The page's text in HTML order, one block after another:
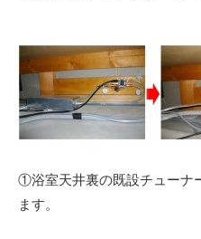
①浴室天井裏の既設チューナ
ます。